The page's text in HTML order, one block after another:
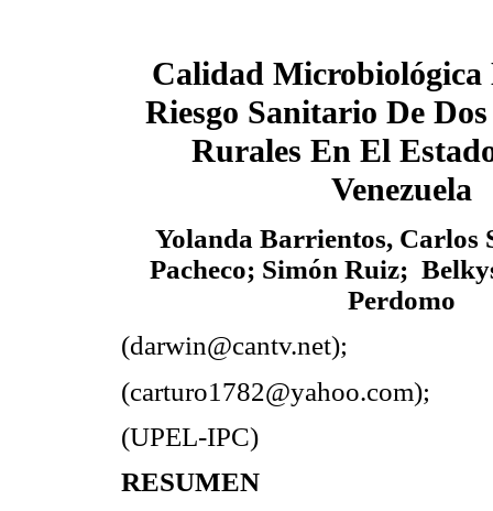
Calidad Microbiológica
Riesgo Sanitario De
Rurales En El
Venezuela
Yolanda Barrientos, Carlos
Pacheco; Simón Ruiz;
Perdomo
(darwin@cantv.net);
(carturo1782@yahoo.com);
(UPEL-IPC)
RESUMEN